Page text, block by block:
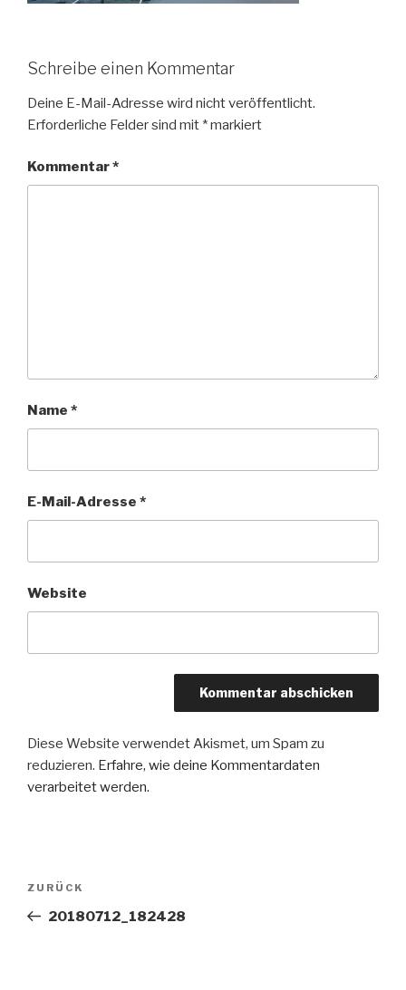
Schreibe einen Kommentar
Deine E-Mail-Adresse wird nicht veröffentlicht.
Erforderliche Felder sind mit *markiert
Kommentar*
Name *
E-Mail-Adresse *
Website
Diese Website verwendet Akismet, um Spam zu
reduzieren. Erfahre, wie deine Kommentardaten
verarbeitet werden.
Beitragsnavigation
Vorheriger
Beitrag
ZURÜCK
20180712_182428